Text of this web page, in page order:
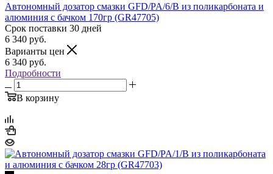
Автономный дозатор смазки GFD/PA/6/B из поликарбоната и
алюминия с бачком 170гр (GR47705)
Срок поставки 30 дней
6 340 руб.
Варианты цен
6 340 руб.
Подробности
В корзину